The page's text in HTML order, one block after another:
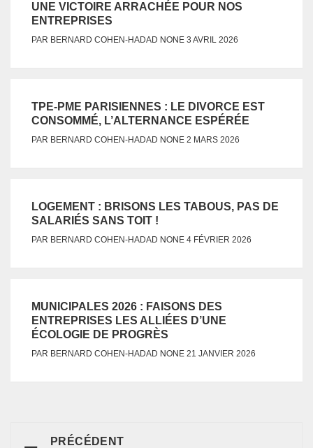
UNE VICTOIRE ARRACHÉE POUR NOS
ENTREPRISES
PAR BERNARD COHEN-HADAD NONE 3 AVRIL 2026
TPE-PME PARISIENNES : LE DIVORCE EST
CONSOMMÉ, L’ALTERNANCE ESPÉRÉE
PAR BERNARD COHEN-HADAD NONE 2 MARS 2026
LOGEMENT : BRISONS LES TABOUS, PAS DE
SALARIÉS SANS TOIT !
PAR BERNARD COHEN-HADAD NONE 4 FÉVRIER 2026
MUNICIPALES 2026 : FAISONS DES
ENTREPRISES LES ALLIÉES D’UNE
ÉCOLOGIE DE PROGRÈS
PAR BERNARD COHEN-HADAD NONE 21 JANVIER 2026
PRÉCÉDENT